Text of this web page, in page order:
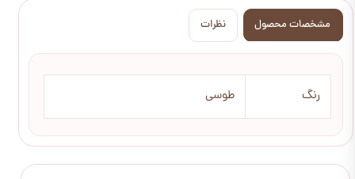
مشخصات محصول نظرات
رنگ طوسی